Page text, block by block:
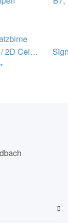
2D Celll
*